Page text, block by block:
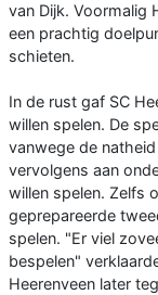
van Dijk. Voormalig
een prachtig
schieten.
In de rust gaf SC
willen spelen. De
vanwege de
vervolgens aan
willen spelen. Zelfs
geprepareerde
spelen. "Er viel
bespelen"
Heerenveen later